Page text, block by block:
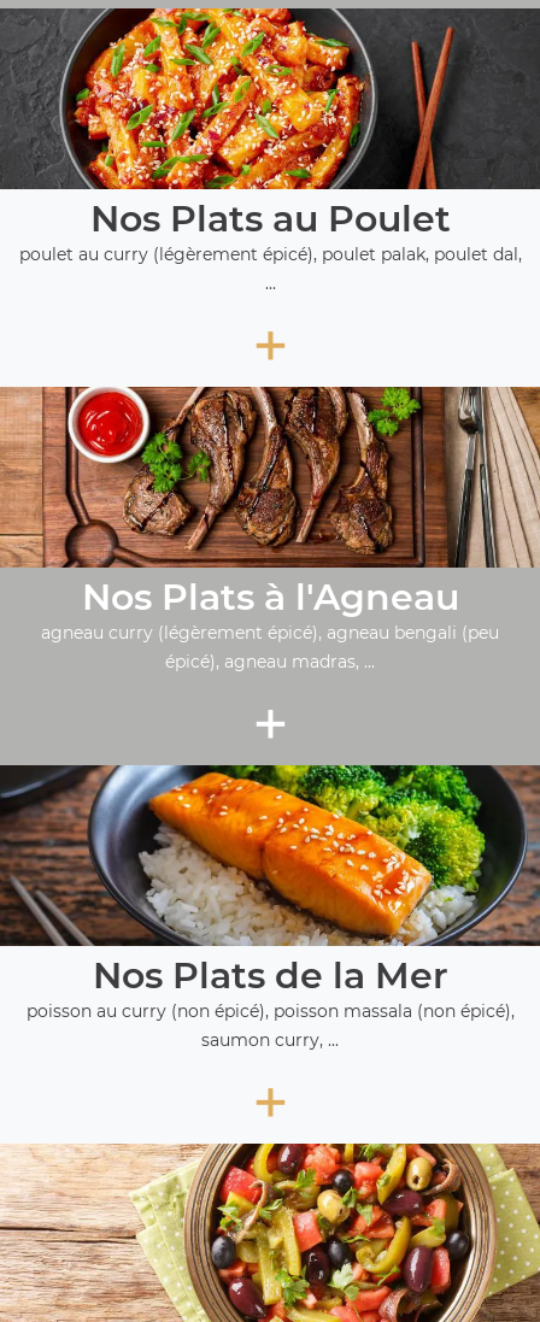
Nos Plats au Poulet
poulet au curry (légèrement épicé), poulet palak, poulet dal,
...
+
Nos Plats à l'Agneau
agneau curry (légèrement épicé), agneau bengali (peu
épicé), agneau madras, ...
+
Nos Plats de la Mer
poisson au curry (non épicé), poisson massala (non épicé),
saumon curry, ...
+